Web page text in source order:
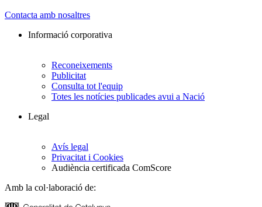
Contacta amb nosaltres
Informació corporativa
Reconeixements
Publicitat
Consulta tot l'equip
Totes les notícies publicades avui a Nació
Legal
Avís legal
Privacitat i Cookies
Audiència certificada ComScore
Amb la col·laboració de: